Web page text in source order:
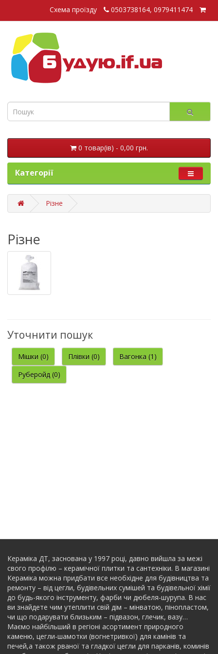
Схема проїзду 0503738164, 0979411474
0 товар(ів) - 0,00 грн.
Категорії
Різне
Різне
Уточнити пошук
Мішки (0) Плівки (0)
Вагонка (1)
Руберойд (0)
Кераміка ДТ, заснована у 1997 році, давно вийшла за межі
свого профілю – керамічної плитки та сантехніки. В магазині
Кераміка можна придбати все необхідне для будівництва та
ремонту – від цегли, будівельних сумішей та будівельної хімії
до будь-якого інструменту, фарби чи дюбеля-шурупа. В нас
ви знайдете чим утеплити свій дім – мінватою, пінопластом,
чи що подарувати близьким – підвазон, глечик, вазу…
Маємо найбільший в регіоні асортимент природного
каменю, цегли-шамотки (вогнетривкої) для камінів та
печей,а також рваної та гладкої цегли для парканів, коминів